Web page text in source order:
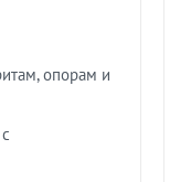
опорам и